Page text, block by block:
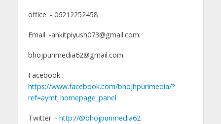
office :- 06212252458
Email :-ankitpiyush073@gmail.com.
bhojpurimedia62@gmail.com
Facebook :-
https://www.facebook.com/bhojhpurimedia/?
ref=aymt_homepage_panel
Twitter :- http://@bhojpurimedia62